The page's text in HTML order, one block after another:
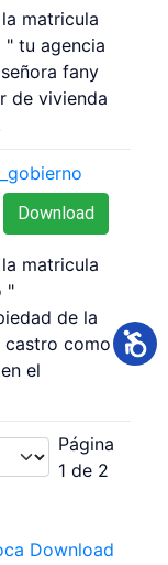
matricula
tu agencia
fany
de vivienda
Download
matricula
"
de la
castro como
el
Página
1 de 2
Download